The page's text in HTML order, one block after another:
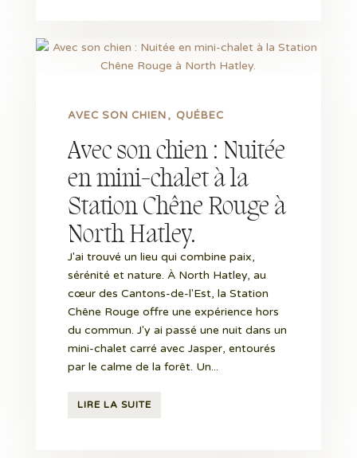
Avec son chien : Nuitée
en mini-chalet à la
Station Chêne Rouge à
North Hatley.
AVEC SON CHIEN QUÉBEC
J'ai trouvé un lieu qui combine paix,
sérénité et nature. À North Hatley, au
cœur des Cantons-de-l'Est, la Station
Chêne Rouge offre une expérience hors
du commun. J'y ai passé une nuit dans un
mini-chalet carré avec Jasper, entourés
par le calme de la forêt. Un...
LIRE LA SUITE